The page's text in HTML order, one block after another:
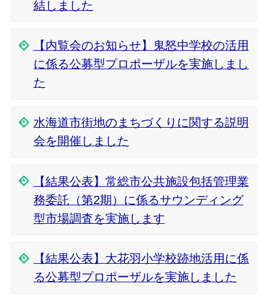
結しました
【内覧会のお知らせ】鬼怒中学校の活用
に係る公募型プロポーザルを実施しまし
た
水海道市街地のまちづくりに関する説明
会を開催しました
【結果公表】常総市公共施設包括管理業
務委託（第2期）に係るサウンディング
型市場調査を実施します
【結果公表】大花羽小学校跡地活用に係
る公募型プロポーザルを実施しました